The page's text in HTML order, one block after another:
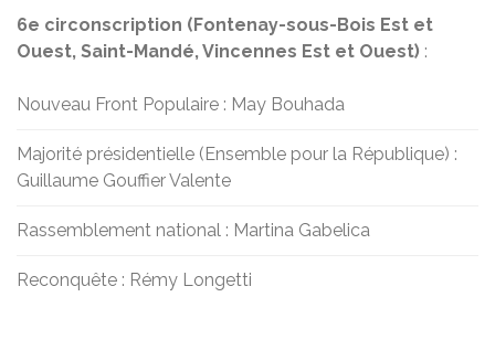
6e circonscription (Fontenay-sous-Bois Est et
Ouest, Saint-Mandé, Vincennes Est et Ouest) :
Nouveau Front Populaire : May Bouhada
Majorité présidentielle (Ensemble pour la République) :
Guillaume Gouffier Valente
Rassemblement national : Martina Gabelica
Reconquête : Rémy Longetti